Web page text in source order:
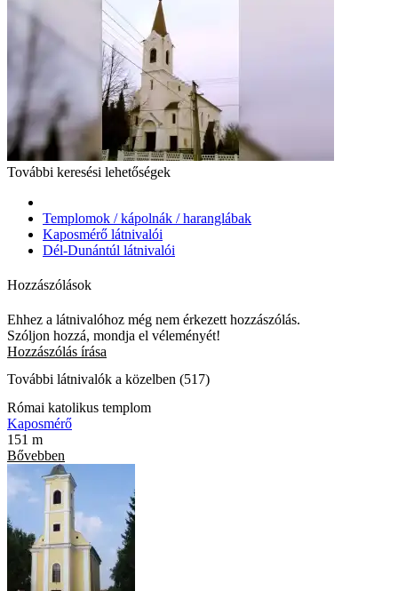
További keresési lehetőségek
Templomok / kápolnák / haranglábak
Kaposmérő látnivalói
Dél-Dunántúl látnivalói
Hozzászólások
Ehhez a látnivalóhoz még nem érkezett hozzászólás.
Szóljon hozzá, mondja el véleményét!
Hozzászólás írása
További látnivalók a közelben (517)
Római katolikus templom
Kaposmérő
151 m
Bővebben